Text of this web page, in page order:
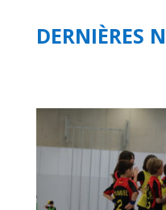
DERNIÈRES